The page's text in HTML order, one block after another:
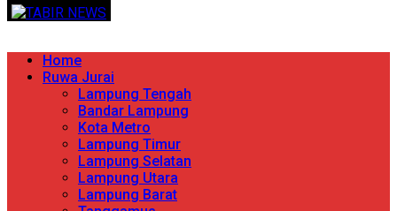
Skip
content
TERPERCAYA MENYINGKAP BERITA
Primary
Menu
Home
Ruwa Jurai
Lampung Tengah
Bandar Lampung
Kota Metro
Lampung Timur
Lampung Selatan
Lampung Utara
Lampung Barat